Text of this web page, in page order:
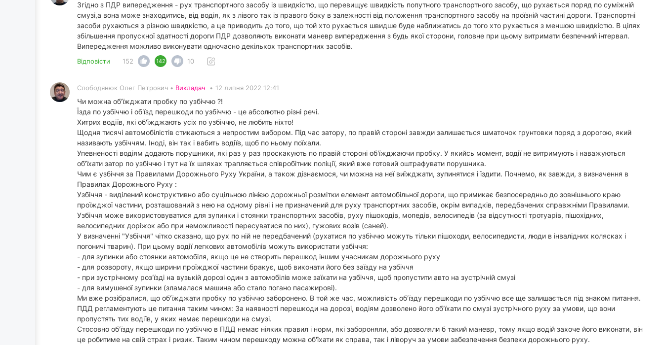
Згідно з ПДР випередження - рух транспортного засобу із швидкістю, що перевищує швидкість попутного транспортного засобу, що рухається поряд по суміжній
смузі,а вона може знаходитись, від водія, як з лівого так із правого боку в залежності від положення транспортного засобу на проїзній частині дороги. Транспортні
засоби рухаються з різною швидкістю, а це приводить до того, що той хто рухається швидше буде наближатись до того хто рухається з меншою швидкістю. В цілях
збільшення пропускної здатності дороги ПДР дозволяють виконати маневр випередження з будь якої сторони, головне при цьому витримати безпечний інтервал.
Випередження можливо виконувати одночасно декількох транспортних засобів.
Відповісти 152 142 10
Слободянюк Олег Петрович • Викладач • 12 липня 2022 12:41
Чи можна об'їжджати пробку по узбіччю ?!
Їзда по узбіччю і об'їзд перешкоди по узбіччю - це абсолютно різні речі.
Хитрих водіїв, які об'їжджають усіх по узбіччю, не любить ніхто!
Щодня тисячі автомобілістів стикаються з непростим вибором. Під час затору, по правій стороні завжди залишається шматочок грунтовки поряд з дорогою, який
називають узбіччям. Іноді, він так і вабить водіїв, щоб по ньому поїхали.
Упевненості водіям додають порушники, які раз у раз проскакують по правій стороні об'їжджаючи пробку. У якийсь момент, водії не витримують і наважуються
об'їхати затор по узбіччю і тут на їх шляхах трапляється співробітник поліції, який вже готовий оштрафувати порушника.
Чим є узбіччя за Правилами Дорожнього Руху України, а також дізнаємося, чи можна на неї виїжджати, зупинятися і їздити. Почнемо, як завжди, з визначення в
Правилах Дорожнього Руху :
Узбіччя - виділений конструктивно або суцільною лінією дорожньої розмітки елемент автомобільної дороги, що примикає безпосередньо до зовнішнього краю
проїжджої частини, розташований з нею на одному рівні і не призначений для руху транспортних засобів, окрім випадків, передбачених справжніми Правилами.
Узбіччя може використовуватися для зупинки і стоянки транспортних засобів, руху пішоходів, мопедів, велосипедів (за відсутності тротуарів, пішохідних,
велосипедних доріжок або при неможливості пересуватися по них), гужових возів (саней).
У визначенні "Узбіччя" чітко сказано, що рух по ній не передбачений (рухатися по узбіччю можуть тільки пішоходи, велосипедисти, люди в інвалідних колясках і
погоничі тварин). При цьому водії легкових автомобілів можуть використати узбіччя:
- для зупинки або стоянки автомобіля, якщо це не створить перешкод іншим учасникам дорожнього руху
- для розвороту, якщо ширини проїжджої частини бракує, щоб виконати його без заїзду на узбіччя
- при зустрічному роз'їзді на вузькій дорозі один з автомобілів може заїхати на узбіччя, щоб пропустити авто на зустрічній смузі
- для вимушеної зупинки (зламалася машина або стало погано пасажирові).
Ми вже розібралися, що об'їжджати пробку по узбіччю заборонено. В той же час, можливість об'їзду перешкоди по узбіччю все ще залишається під знаком питання.
ПДД регламентують це питання таким чином: За наявності перешкоди на дорозі, водіям дозволено його об'їхати по смузі зустрічного руху за умови, що вони
пропустять тих водіїв, у яких немає перешкоди на смузі.
Стосовно об'їзду перешкоди по узбіччю в ПДД немає ніяких правил і норм, які забороняли, або дозволяли б такий маневр, тому якщо водій захоче його виконати, він
це робитиме на свій страх і ризик. Таким чином перешкоду можна об'їхати як справа, так і ліворуч за умови забезпечення безпеки дорожнього руху.